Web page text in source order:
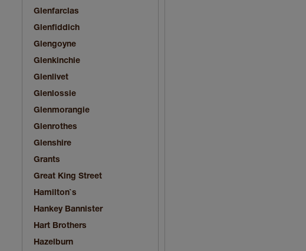
Glenfarclas
Glenfiddich
Glengoyne
Glenkinchie
Glenlivet
Glenlossie
Glenmorangie
Glenrothes
Glenshire
Grants
Great King Street
Hamilton`s
Hankey Bannister
Hart Brothers
Hazelburn